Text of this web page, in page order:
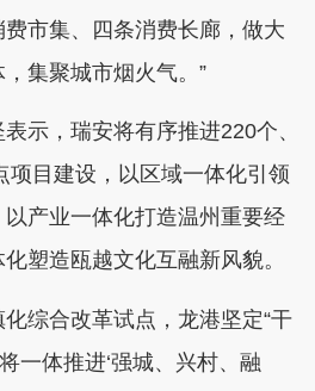
市集、四条消费长廊，做大
集聚城市烟火气。”
示，瑞安将有序推进220个、
项目建设，以区域一体化引领
产业一体化打造温州重要经
塑造瓯越文化互融新风貌。
综合改革试点，龙港坚定“干
一体推进‘强城、兴村、融